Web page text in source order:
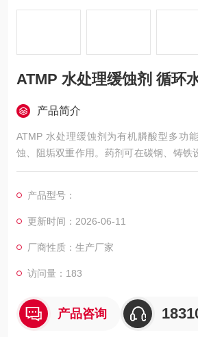
ATMP 水处理缓蚀剂 循环
产品简介
ATMP 水处理缓蚀剂为有机膦酸型多功
蚀、阻垢双重作用。药剂可在碳钢、铸铁
膜，隔绝水体腐蚀介质，防止管道锈蚀穿
质。本品耐酸碱、耐高温、不易水解，低
却水、中央空调、电厂、钢厂水循环系统
产品型号：
更新时间：2026-06-11
厂商性质：生产厂家
访问量：183
产品咨询